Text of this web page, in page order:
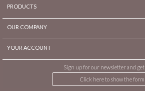
PRODUCTS
OUR COMPANY
YOUR ACCOUNT
Sign up for our newsletter and get
Click here to show the form